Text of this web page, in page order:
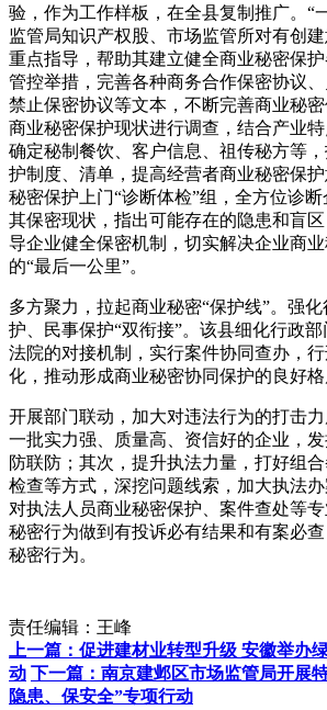
验，作为工作样板，在全县复制推广。“
监管局知识产权股、市场监管所对有创
重点指导，帮助其建立健全商业秘密保
管控举措，完善各种商务合作保密协议
禁止保密协议等文本，不断完善商业秘
商业秘密保护现状进行调查，结合产业
确定秘制餐饮、客户信息、祖传秘方等
护制度、清单，提高经营者商业秘密保
秘密保护上门“诊断体检”组，全方位诊
其保密现状，指出可能存在的隐患和盲
导企业健全保密机制，切实解决企业商
的“最后一公里”。
多方聚力，拉起商业秘密“保护线”。强
护、民事保护“双衔接”。该县细化行政部
法院的对接机制，实行案件协同查办，
化，推动形成商业秘密协同保护的良好格
开展部门联动，加大对违法行为的打击
一批实力强、质量高、资信好的企业，
防联防；其次，提升执法力量，打好组
检查等方式，深挖问题线索，加大执法
对执法人员商业秘密保护、案件查处等
秘密行为做到有投诉必有结果和有案必
秘密行为。
责任编辑：王峰
上一篇：促进建材业转型升级 安徽举办
动 下一篇：南京建邺区市场监管局开展
隐患、保安全”专项行动